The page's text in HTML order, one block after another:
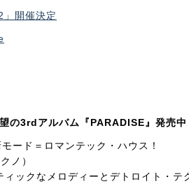
開催決定
の3rdアルバム『PARADISE』発売中
ード＝ロマンテック・ハウス！
ノ）
ィックなメロディーとデトロイト・テ